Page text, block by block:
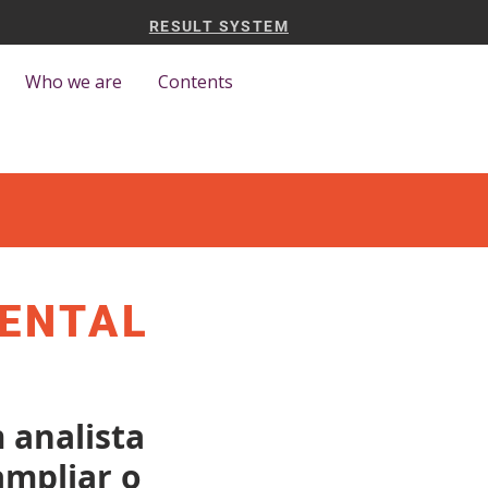
RESULT SYSTEM
Who we are Contents
analista
o